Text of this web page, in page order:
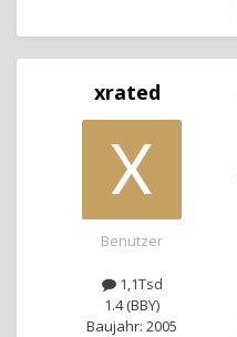
xrated
Benutzer
1,1Tsd
1.4 (BBY)
Baujahr: 2005